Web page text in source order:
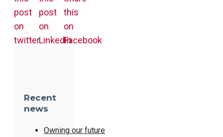
Recent
news
Owning our future